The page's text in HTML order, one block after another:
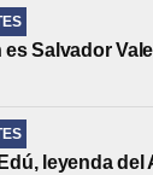
es Salvador
leyenda del